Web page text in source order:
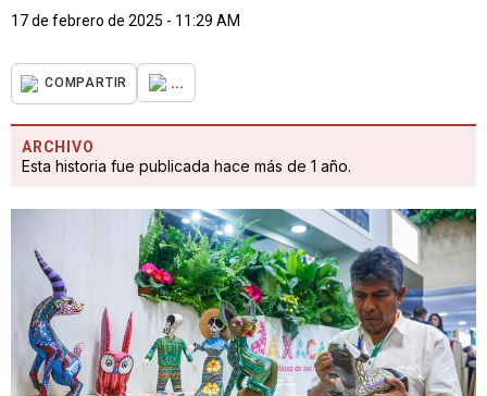
17 de febrero de 2025 - 11:29 AM
COMPARTIR ...
ARCHIVO
Esta historia fue publicada hace más de 1 año.